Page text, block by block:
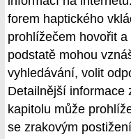
forem haptického
prohlížečem hovořit
podstatě mohou
vyhledávání, volit
Detailnější informace
kapitolu může
se zrakovým